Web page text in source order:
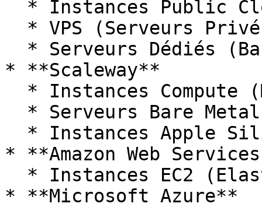
* **Scaleway**
* **Amazon Web
* **Microsoft Azure**